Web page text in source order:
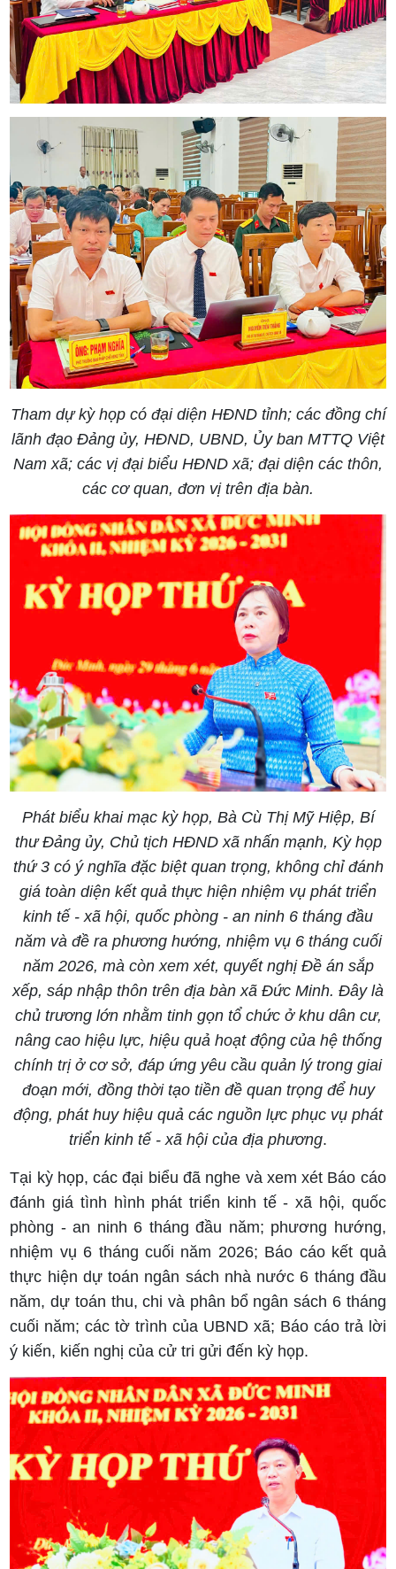
Tham dự kỳ họp có đại diện HĐND tỉnh; các đồng chí
lãnh đạo Đảng ủy, HĐND, UBND, Ủy ban MTTQ Việt
Nam xã; các vị đại biểu HĐND xã; đại diện các thôn,
các cơ quan, đơn vị trên địa bàn.
Phát biểu khai mạc kỳ họp, Bà Cù Thị Mỹ Hiệp, Bí
thư Đảng ủy, Chủ tịch HĐND xã nhấn mạnh, Kỳ họp
thứ 3 có ý nghĩa đặc biệt quan trọng, không chỉ đánh
giá toàn diện kết quả thực hiện nhiệm vụ phát triển
kinh tế - xã hội, quốc phòng - an ninh 6 tháng đầu
năm và đề ra phương hướng, nhiệm vụ 6 tháng cuối
năm 2026, mà còn xem xét, quyết nghị Đề án sắp
xếp, sáp nhập thôn trên địa bàn xã Đức Minh. Đây là
chủ trương lớn nhằm tinh gọn tổ chức ở khu dân cư,
nâng cao hiệu lực, hiệu quả hoạt động của hệ thống
chính trị ở cơ sở, đáp ứng yêu cầu quản lý trong giai
đoạn mới, đồng thời tạo tiền đề quan trọng để huy
động, phát huy hiệu quả các nguồn lực phục vụ phát
triển kinh tế - xã hội của địa phương.
Tại kỳ họp, các đại biểu đã nghe và xem xét Báo cáo
đánh giá tình hình phát triển kinh tế - xã hội, quốc
phòng - an ninh 6 tháng đầu năm; phương hướng,
nhiệm vụ 6 tháng cuối năm 2026; Báo cáo kết quả
thực hiện dự toán ngân sách nhà nước 6 tháng đầu
năm, dự toán thu, chi và phân bổ ngân sách 6 tháng
cuối năm; các tờ trình của UBND xã; Báo cáo trả lời
ý kiến, kiến nghị của cử tri gửi đến kỳ họp.